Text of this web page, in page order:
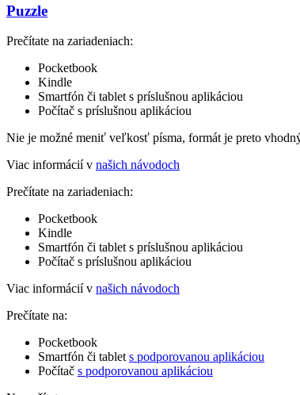
Puzzle
Prečítate na zariadeniach:
Pocketbook
Kindle
Smartfón či tablet s príslušnou aplikáciou
Počítač s príslušnou aplikáciou
Nie je možné meniť veľkosť písma, formát je preto
Viac informácií v našich návodoch
Prečítate na zariadeniach:
Pocketbook
Kindle
Smartfón či tablet s príslušnou aplikáciou
Počítač s príslušnou aplikáciou
Viac informácií v našich návodoch
Prečítate na:
Pocketbook
Smartfón či tablet s podporovanou aplikáciou
Počítač s podporovanou aplikáciou